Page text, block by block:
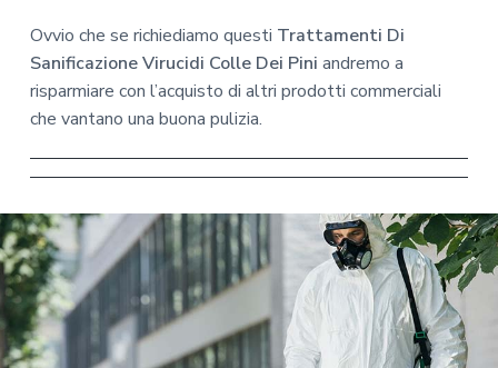
Ovvio che se richiediamo questi Trattamenti Di
Sanificazione Virucidi Colle Dei Pini andremo a
risparmiare con l’acquisto di altri prodotti commerciali
che vantano una buona pulizia.